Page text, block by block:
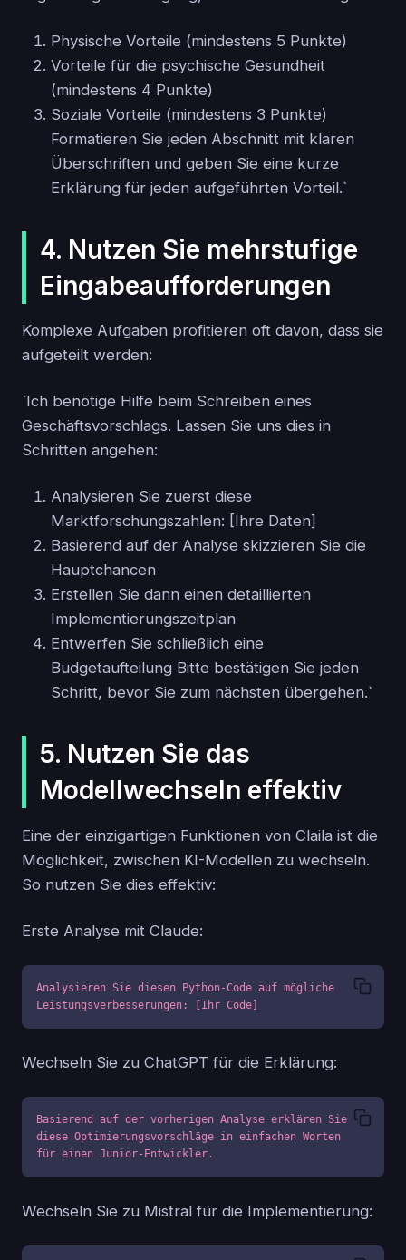
Physische Vorteile (mindestens 5 Punkte)
Vorteile für die psychische Gesundheit
(mindestens 4 Punkte)
Soziale Vorteile (mindestens 3 Punkte)
Formatieren Sie jeden Abschnitt mit klaren
Überschriften und geben Sie eine kurze
Erklärung für jeden aufgeführten Vorteil.`
4. Nutzen Sie mehrstufige
Eingabeaufforderungen
Komplexe Aufgaben profitieren oft davon, dass sie
aufgeteilt werden:
`Ich benötige Hilfe beim Schreiben eines
Geschäftsvorschlags. Lassen Sie uns dies in
Schritten angehen:
Analysieren Sie zuerst diese
Marktforschungszahlen: [Ihre Daten]
Basierend auf der Analyse skizzieren Sie die
Hauptchancen
Erstellen Sie dann einen detaillierten
Implementierungszeitplan
Entwerfen Sie schließlich eine
Budgetaufteilung Bitte bestätigen Sie jeden
Schritt, bevor Sie zum nächsten übergehen.`
5. Nutzen Sie das
Modellwechseln effektiv
Eine der einzigartigen Funktionen von Claila ist die
Möglichkeit, zwischen KI-Modellen zu wechseln.
So nutzen Sie dies effektiv:
Erste Analyse mit Claude:
Analysieren Sie diesen Python-Code auf mögliche
Leistungsverbesserungen: [Ihr Code]
Wechseln Sie zu ChatGPT für die Erklärung:
Basierend auf der vorherigen Analyse erklären Sie
diese Optimierungsvorschläge in einfachen Worten
für einen Junior-Entwickler.
Wechseln Sie zu Mistral für die Implementierung: